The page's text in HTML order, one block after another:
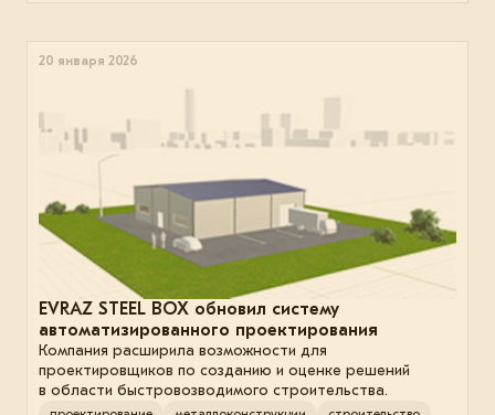
20 января 2026
EVRAZ STEEL BOX обновил систему
автоматизированного проектирования
Компания расширила возможности для
проектировщиков по созданию и оценке решений
в области быстровозводимого строительства.